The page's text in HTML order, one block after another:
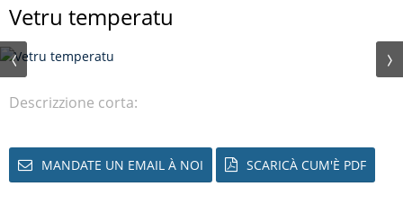
Vetru temperatu
Descrizzione corta:
MANDATE UN EMAIL À NOI SCARICÀ CUM'È PDF